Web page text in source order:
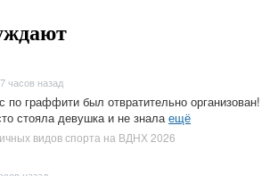
7 часов назад
по граффити был отвратительно организован!
стояла девушка и не зналаещё
видов спорта на ВДНХ 2026